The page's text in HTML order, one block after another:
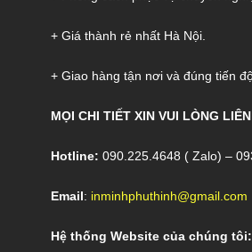
+ Giá thành rẻ nhất Hà Nội.
+ Giao hàng tận nơi và đúng tiến
MỌI CHI TIẾT XIN VUI LÒNG
Hotline: 090.225.4648 ( Zalo) –
Email: inminhphuthinh@gmail.com
Hệ thống Website của chúng tôi: